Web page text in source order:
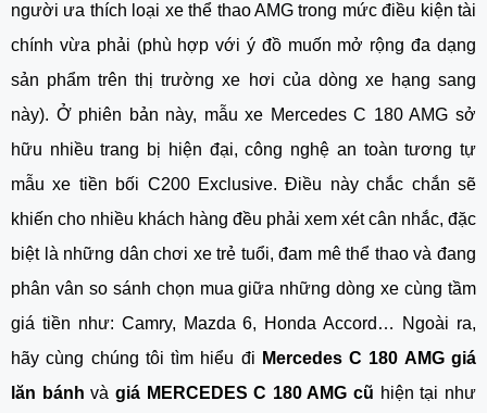
người ưa thích loại xe thể thao AMG trong mức điều kiện tài
chính vừa phải (phù hợp với ý đồ muốn mở rộng đa dạng
sản phẩm trên thị trường xe hơi của dòng xe hạng sang
này). Ở phiên bản này, mẫu xe Mercedes C 180 AMG sở
hữu nhiều trang bị hiện đại, công nghệ an toàn tương tự
mẫu xe tiền bối C200 Exclusive. Điều này chắc chắn sẽ
khiến cho nhiều khách hàng đều phải xem xét cân nhắc, đặc
biệt là những dân chơi xe trẻ tuổi, đam mê thể thao và đang
phân vân so sánh chọn mua giữa những dòng xe cùng tầm
giá tiền như: Camry, Mazda 6, Honda Accord… Ngoài ra,
hãy cùng chúng tôi tìm hiểu đi Mercedes C 180 AMG giá
lăn bánh và giá MERCEDES C 180 AMG cũ hiện tại như